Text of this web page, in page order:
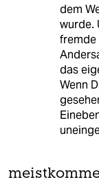
dem
wurde.
fremde
das
Wenn